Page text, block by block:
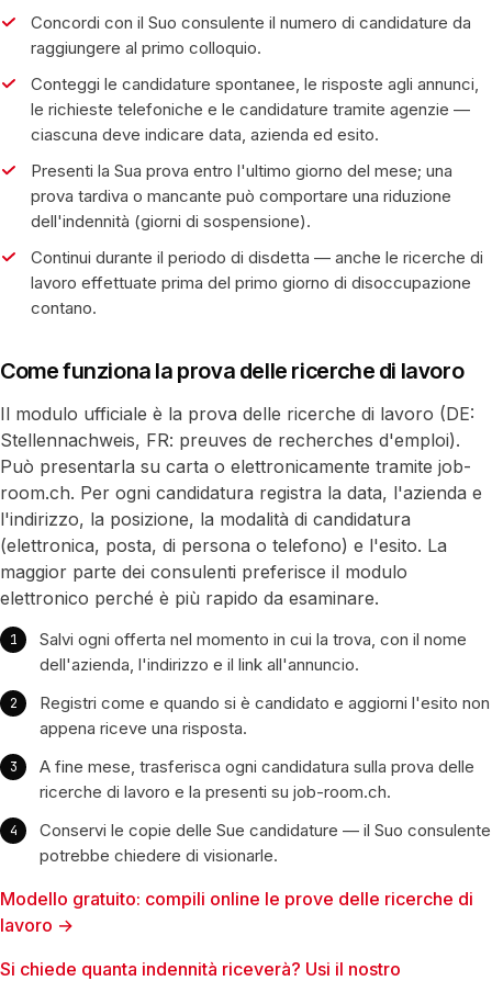
Concordi con il Suo consulente il numero di candidature da
raggiungere al primo colloquio.
Conteggi le candidature spontanee, le risposte agli annunci,
le richieste telefoniche e le candidature tramite agenzie —
ciascuna deve indicare data, azienda ed esito.
Presenti la Sua prova entro l'ultimo giorno del mese; una
prova tardiva o mancante può comportare una riduzione
dell'indennità (giorni di sospensione).
Continui durante il periodo di disdetta — anche le ricerche di
lavoro effettuate prima del primo giorno di disoccupazione
contano.
Come funziona la prova delle ricerche di lavoro
Il modulo ufficiale è la prova delle ricerche di lavoro (DE:
Stellennachweis, FR: preuves de recherches d'emploi).
Può presentarla su carta o elettronicamente tramite job-
room.ch. Per ogni candidatura registra la data, l'azienda e
l'indirizzo, la posizione, la modalità di candidatura
(elettronica, posta, di persona o telefono) e l'esito. La
maggior parte dei consulenti preferisce il modulo
elettronico perché è più rapido da esaminare.
Salvi ogni offerta nel momento in cui la trova, con il nome
dell'azienda, l'indirizzo e il link all'annuncio.
Registri come e quando si è candidato e aggiorni l'esito non
appena riceve una risposta.
A fine mese, trasferisca ogni candidatura sulla prova delle
ricerche di lavoro e la presenti su job-room.ch.
Conservi le copie delle Sue candidature — il Suo consulente
potrebbe chiedere di visionarle.
Modello gratuito: compili online le prove delle ricerche di
lavoro →
Si chiede quanta indennità riceverà? Usi il nostro